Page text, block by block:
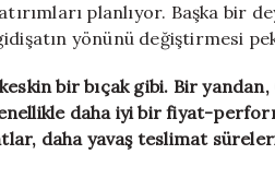
planlıyor. Başka bir
yönünü değiştirmesi
bir bıçak gibi. Bir
daha iyi bir fiyat-
daha yavaş teslimat